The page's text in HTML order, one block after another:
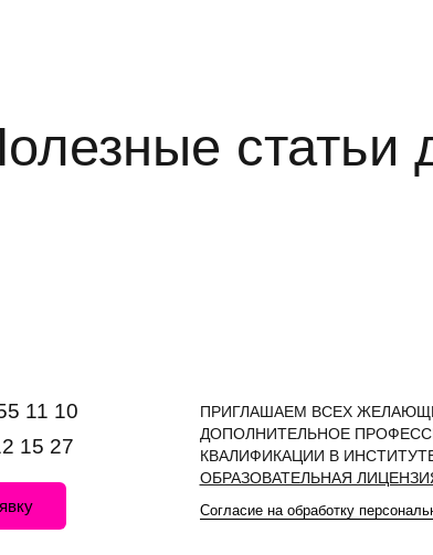
статьи
11 10
15 27
ПРИГЛАШАЕМ ВСЕХ
ДОПОЛНИТЕЛЬНОЕ
КВАЛИФИКАЦИИ В
ОБРАЗОВАТЕЛЬНАЯ
Согласие на обработку